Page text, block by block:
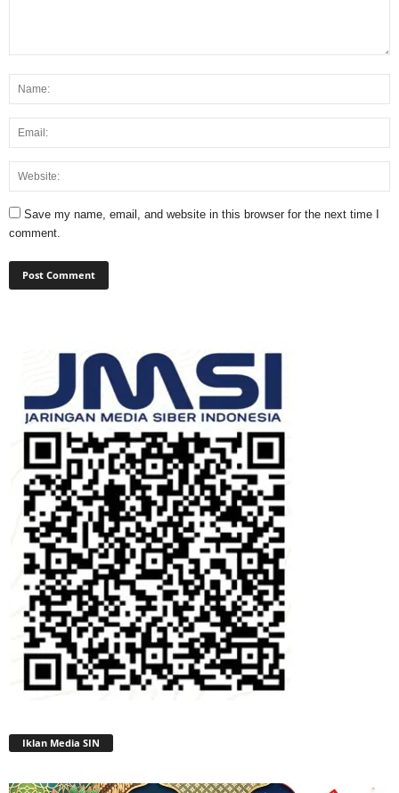
Save my name, email, and website in this browser for the next time I
comment.
Iklan Media SIN